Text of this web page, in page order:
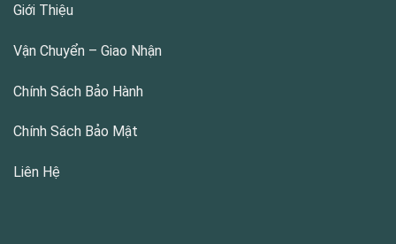
Giới Thiệu
Vận Chuyển – Giao Nhận
Chính Sách Bảo Hành
Chính Sách Bảo Mật
Liên Hệ